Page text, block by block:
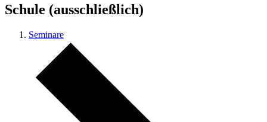
Schule (ausschließlich)
Seminare